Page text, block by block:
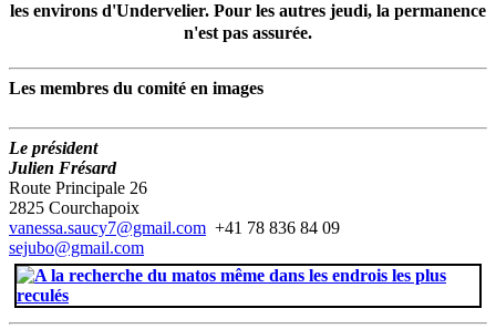
les environs d'Undervelier. Pour les autres jeudi, la permanence
n'est pas assurée.
Les membres du comité en images
Le président
Julien Frésard
Route Principale 26
2825 Courchapoix
vanessa.saucy7@gmail.com +41 78 836 84 09
sejubo@gmail.com